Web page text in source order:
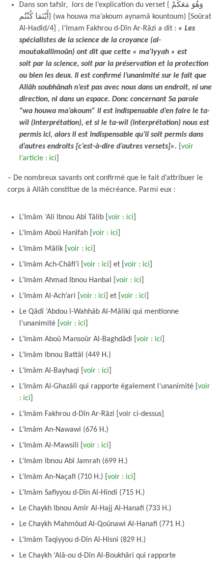
Dans son tafsîr, lors de l’explication du verset { وَهُوَ مَعَكُمْ
أَيْنَمَا كُنْتُم} (wa houwa ma’akoum aynamâ kountoum) [Soûrat
Al-Hadîd/4] , l’Imam Fakhrou d-Dîn Ar-Râzi a dit : « Les
spécialistes de la science de la croyance (al-
moutakallimoûn) ont dit que cette « ma’iyyah » est
soit par la science, soit par la préservation et la protection
ou bien les deux. Il est confirmé l’unanimité sur le fait que
Allâh soubhânah n’est pas avec nous dans un endroit, ni une
direction, ni dans un espace. Donc concernant Sa parole
“wa houwa ma’akoum” il est indispensable d’en faire le ta-
wîl (interprétation), et si le ta-wîl (interprétation) nous est
permis ici, alors il est indispensable qu’il soit permis dans
d’autres endroits [c’est-à-dire d’autres versets]».
voir
l’article : ici
– De nombreux savants ont confirmé que le fait d’attribuer le
corps à Allâh constitue de la mécréance. Parmi eux :
L’Imâm ‘Ali Ibnou Abî Tâlib [ voir : ici
L’Imâm Aboû Hanîfah [ voir : ici
L’Imâm Mâlik [ voir : ici
L’Imâm Ach-Châfi’i [ voir : ici ] et [ voir : ici
L’Imâm Ahmad Ibnou Hanbal [ voir : ici
L’Imâm Al-Ach’ari [ voir : ici ] et [ voir : ici
Le Qâdî ‘Abdou l-Wahhâb Al-Mâliki qui mentionne
l’unanimité [ voir : ici
L’Imâm Aboû Mansoûr Al-Baghdâdi [ voir : ici
L’Imâm Ibnou Battâl (449 H.)
L’Imâm Al-Bayhaqi [ voir : ici
L’Imâm Al-Ghazâli qui rapporte également l’unanimité [ voir
: ici
L’Imâm Fakhrou d-Dîn Ar-Râzi [voir ci-dessus]
L’Imâm An-Nawawi (676 H.)
L’Imâm Al-Mawsili [ voir : ici
L’Imâm Ibnou Abî Jamrah (699 H.)
L’Imâm An-Naçafi (710 H.) [ voir : ici
L’Imâm Safiyyou d-Dîn Al-Hindi (715 H.)
Le Chaykh Ibnou Amîr Al-Hajj Al-Hanafi (733 H.)
Le Chaykh Mahmôud Al-Qoûnawi Al-Hanafi (771 H.)
L’Imâm Taqiyyou d-Dîn Al-Hisni (829 H.)
Le Chaykh ‘Alâ-ou d-Dîn Al-Boukhâri qui rapporte